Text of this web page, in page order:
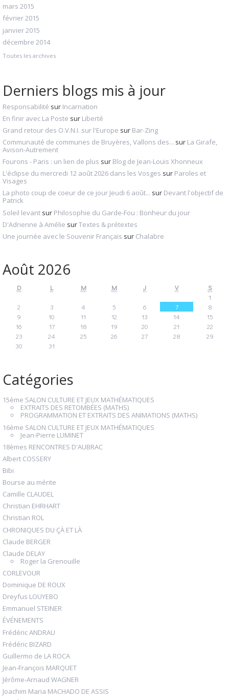
mars 2015
février 2015
janvier 2015
décembre 2014
Toutes les archives
Derniers blogs mis à jour
Responsabilité sur Incarnation
En finir avec La Poste sur Liberté
Grand retour des O.V.N.I. sur l'Europe sur Bar-Zing
Communauté de communes de Bruyères, Vallons des... sur La Girafe,
Avison-Autrement
Fourons - Paris : un lien de plus sur Blog de Jean-Louis Xhonneux
L'éclipse du mercredi 12 août 2026 dans les Vosges sur Paroles et
Visages
La photo coup de coeur de ce jour Jeudi 6 août... sur Devant l'objectif de
Patrick
Soleil levant sur Philosophie du Garde-Fou : Bonheur du jour
D'Adrienne à Amélie surTextes & prétextes
Une journée avec le Souvenir Français sur Chalabre
Août 2026
D L M M J V
S
1
2
3 4 5 6 7
8
9
10 11 12 13 14
15
16
17 18 19 20 21
22
23
24 25 26 27 28
29
30
31
Catégories
15ème SALON CULTURE ET JEUX MATHÉMATIQUES
EXTRAITS DES RETOMBÉES (MATHS)
PROGRAMMATION ET EXTRAITS DES ANIMATIONS (MATHS)
16ème SALON CULTURE ET JEUX MATHÉMATIQUES
Jean-Pierre LUMINET
18èmes RENCONTRES D'AUBRAC
Albert COSSERY
Bibi
Bourse au mérite
Camille CLAUDEL
Christian EHRHART
Christian ROL
CHRONIQUES DU ÇÀ ET LÀ
Claude BERGER
Claude DELAY
Roger la Grenouille
CORLEVOUR
Dominique DE ROUX
Dreyfus LOUYEBO
Emmanuel STEINER
ÉVÉNEMENTS
Frédéric ANDRAU
Frédéric BIZARD
Guillermo de LA ROCA
Jean-François MARQUET
Jérôme-Arnaud WAGNER
Joachim Maria MACHADO DE ASSIS